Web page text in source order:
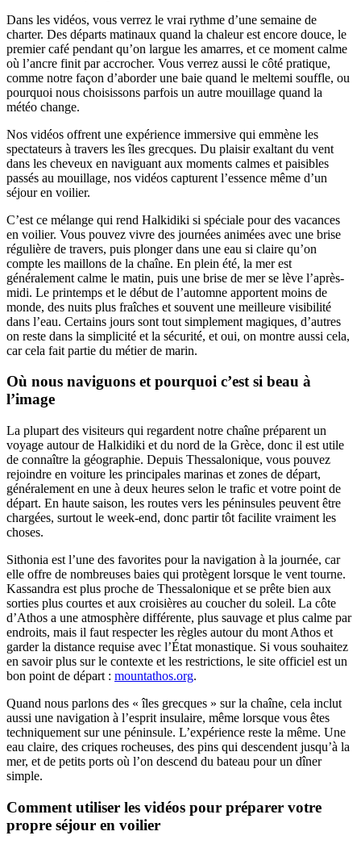
Dans les vidéos, vous verrez le vrai rythme d’une semaine de
charter. Des départs matinaux quand la chaleur est encore douce, le
premier café pendant qu’on largue les amarres, et ce moment calme
où l’ancre finit par accrocher. Vous verrez aussi le côté pratique,
comme notre façon d’aborder une baie quand le meltemi souffle, ou
pourquoi nous choisissons parfois un autre mouillage quand la
météo change.
Nos vidéos offrent une expérience immersive qui emmène les
spectateurs à travers les îles grecques. Du plaisir exaltant du vent
dans les cheveux en naviguant aux moments calmes et paisibles
passés au mouillage, nos vidéos capturent l’essence même d’un
séjour en voilier.
C’est ce mélange qui rend Halkidiki si spéciale pour des vacances
en voilier. Vous pouvez vivre des journées animées avec une brise
régulière de travers, puis plonger dans une eau si claire qu’on
compte les maillons de la chaîne. En plein été, la mer est
généralement calme le matin, puis une brise de mer se lève l’après-
midi. Le printemps et le début de l’automne apportent moins de
monde, des nuits plus fraîches et souvent une meilleure visibilité
dans l’eau. Certains jours sont tout simplement magiques, d’autres
on reste dans la simplicité et la sécurité, et oui, on montre aussi cela,
car cela fait partie du métier de marin.
Où nous naviguons et pourquoi c’est si beau à
l’image
La plupart des visiteurs qui regardent notre chaîne préparent un
voyage autour de Halkidiki et du nord de la Grèce, donc il est utile
de connaître la géographie. Depuis Thessalonique, vous pouvez
rejoindre en voiture les principales marinas et zones de départ,
généralement en une à deux heures selon le trafic et votre point de
départ. En haute saison, les routes vers les péninsules peuvent être
chargées, surtout le week-end, donc partir tôt facilite vraiment les
choses.
Sithonia est l’une des favorites pour la navigation à la journée, car
elle offre de nombreuses baies qui protègent lorsque le vent tourne.
Kassandra est plus proche de Thessalonique et se prête bien aux
sorties plus courtes et aux croisières au coucher du soleil. La côte
d’Athos a une atmosphère différente, plus sauvage et plus calme par
endroits, mais il faut respecter les règles autour du mont Athos et
garder la distance requise avec l’État monastique. Si vous souhaitez
en savoir plus sur le contexte et les restrictions, le site officiel est un
bon point de départ : mountathos.org.
Quand nous parlons des « îles grecques » sur la chaîne, cela inclut
aussi une navigation à l’esprit insulaire, même lorsque vous êtes
techniquement sur une péninsule. L’expérience reste la même. Une
eau claire, des criques rocheuses, des pins qui descendent jusqu’à la
mer, et de petits ports où l’on descend du bateau pour un dîner
simple.
Comment utiliser les vidéos pour préparer votre
propre séjour en voilier